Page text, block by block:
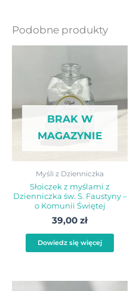
Podobne produkty
BRAK W
MAGAZYNIE
Myśli z Dzienniczka
Słoiczek z myślami z
Dzienniczka św. S. Faustyny –
o Komunii Świętej
39,00 zł
Dowiedz się więcej